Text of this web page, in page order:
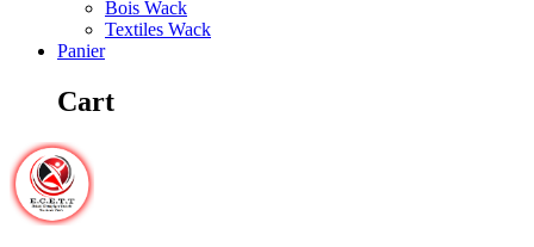
Bois Wack
Textiles Wack
Panier
Cart